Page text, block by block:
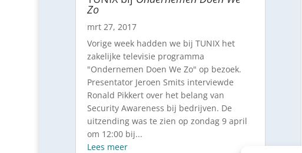
Zo
mrt 27, 2017
Vorige week hadden we bij TUNIX het
zakelijke televisie programma
"Ondernemen Doen We Zo" op bezoek.
Presentator Jeroen Smits interviewde
Ronald Pikkert over het belang van
Security Awareness bij bedrijven. De
uitzending was te zien op zondag 9 april
om 12:00 bij...
Lees meer